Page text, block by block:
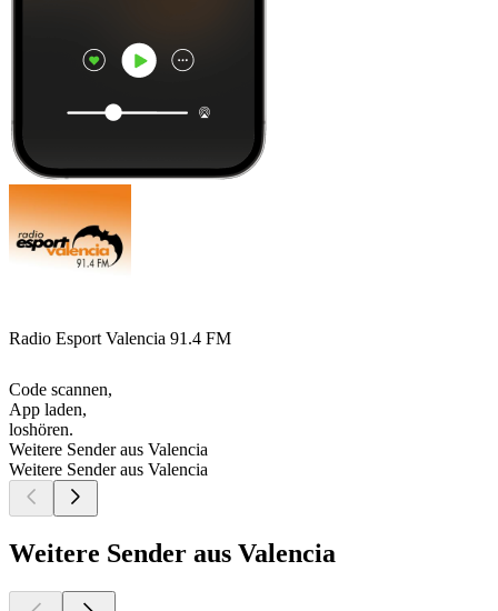
Radio Esport Valencia 91.4 FM
Code scannen,
App laden,
loshören.
Weitere Sender aus Valencia
Weitere Sender aus Valencia
Weitere Sender aus Valencia